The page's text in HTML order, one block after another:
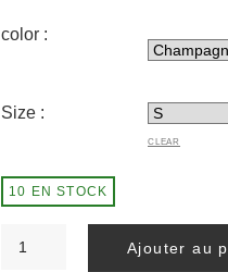
color :
Size :
CLEAR
10 EN STOCK
Ajouter au